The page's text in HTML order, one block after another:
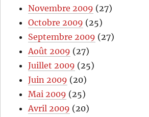
Novembre 2009 (27)
Octobre 2009 (25)
Septembre 2009 (27)
Août 2009 (27)
Juillet 2009 (25)
Juin 2009 (20)
Mai 2009 (25)
Avril 2009 (20)